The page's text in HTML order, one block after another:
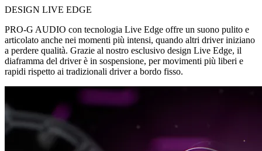
DESIGN LIVE EDGE
PRO-G AUDIO con tecnologia Live Edge offre un suono pulito e
articolato anche nei momenti più intensi, quando altri driver iniziano
a perdere qualità. Grazie al nostro esclusivo design Live Edge, il
diaframma del driver è in sospensione, per movimenti più liberi e
rapidi rispetto ai tradizionali driver a bordo fisso.